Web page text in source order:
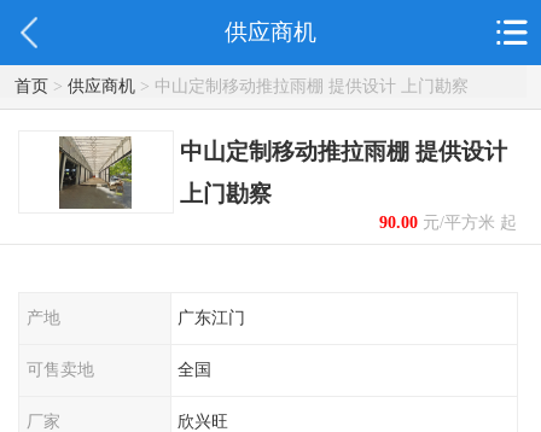
供应商机
首页> 供应商机> 中山定制移动推拉雨棚 提供设计 上门勘察
中山定制移动推拉雨棚 提供设计
上门勘察
90.00元/平方米 起
产地 广东江门
可售卖地 全国
厂家 欣兴旺